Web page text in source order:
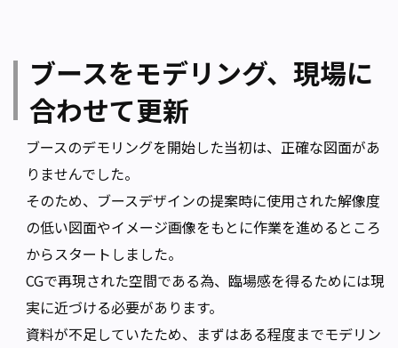
ブースをモデリング、現場に
合わせて更新
ブースのデモリングを開始した当初は、正確な図面があ
りませんでした。
そのため、ブースデザインの提案時に使用された解像度
の低い図面やイメージ画像をもとに作業を進めるところ
からスタートしました。
CGで再現された空間である為、臨場感を得るためには現
実に近づける必要があります。
資料が不足していたため、まずはある程度までモデリン